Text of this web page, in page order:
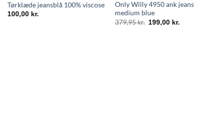
Tørklæde jeansblå 100% viscose
100,00 kr.
Only Willy 4950 ank jeans
medium blue
379,95kr. 199,00 kr.